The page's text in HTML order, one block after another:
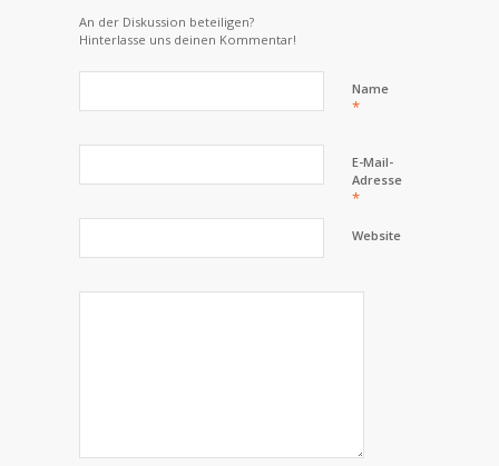
An der Diskussion beteiligen?
Hinterlasse uns deinen Kommentar!
Name
*
E-Mail-
Adresse
*
Website